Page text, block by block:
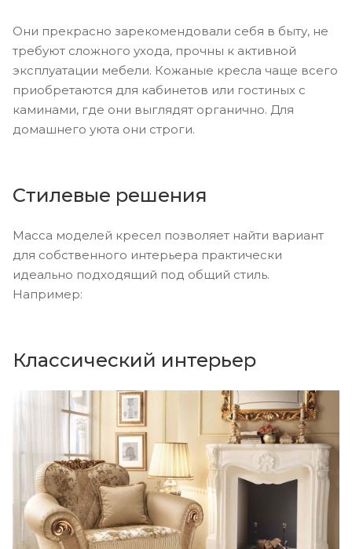
Они прекрасно зарекомендовали себя в быту, не
требуют сложного ухода, прочны к активной
эксплуатации мебели. Кожаные кресла чаще всего
приобретаются для кабинетов или гостиных с
каминами, где они выглядят органично. Для
домашнего уюта они строги.
Стилевые решения
Масса моделей кресел позволяет найти вариант
для собственного интерьера практически
идеально подходящий под общий стиль.
Например:
Классический интерьер